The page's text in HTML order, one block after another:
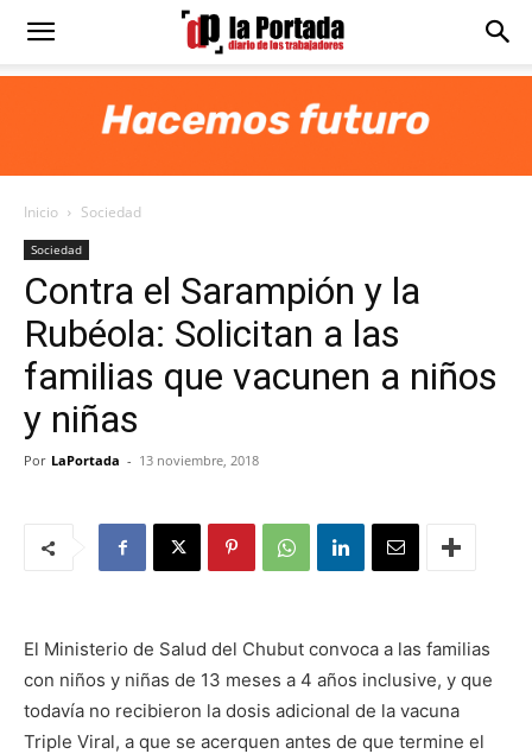
Diario
Portada
Inicio Sociedad
Sociedad
Contra el Sarampión y la
Rubéola: Solicitan a las
familias que vacunen a niños
y niñas
Por LaPortada - 13 noviembre, 2018
El Ministerio de Salud del Chubut convoca a las familias
con niños y niñas de 13 meses a 4 años inclusive, y que
todavía no recibieron la dosis adicional de la vacuna
Triple Viral, a que se acerquen antes de que termine el